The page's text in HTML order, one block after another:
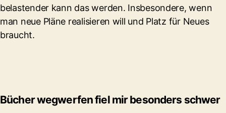
belastender kann das werden. Insbesondere, wenn
man neue Pläne realisieren will und Platz für Neues
braucht.
Bücher wegwerfen fiel mir besonders schwer